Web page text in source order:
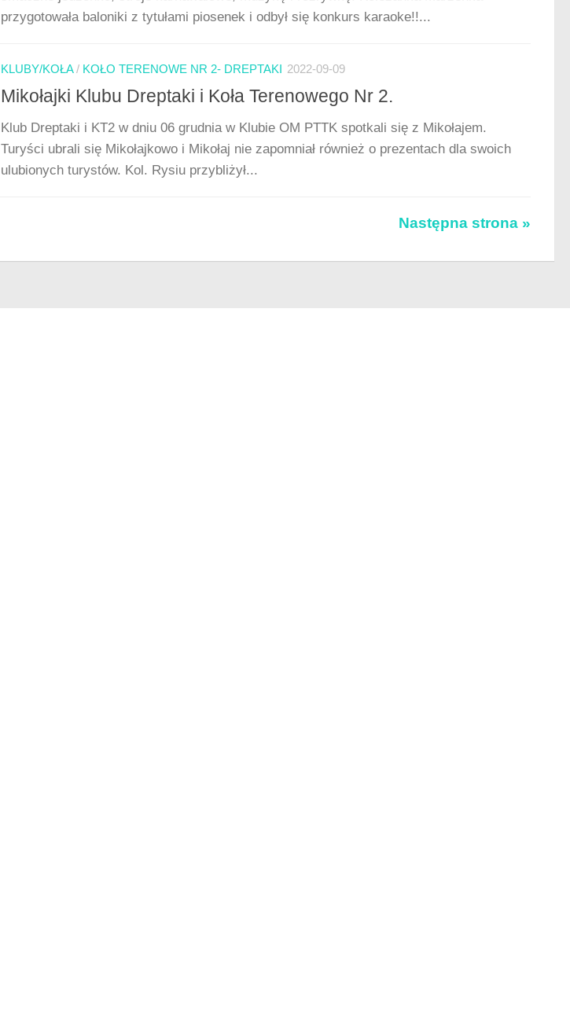
przygotowała baloniki z tytułami piosenek i odbył się konkurs karaoke!!...
KLUBY/KOŁA/ KOŁO TERENOWE NR 2- DREPTAKI 2022-09-09
Mikołajki Klubu Dreptaki i Koła Terenowego Nr 2.
Klub Dreptaki i KT2 w dniu 06 grudnia w Klubie OM PTTK spotkali się z Mikołajem.
Turyści ubrali się Mikołajkowo i Mikołaj nie zapomniał również o prezentach dla swoich
ulubionych turystów. Kol. Rysiu przybliżył...
Następna strona »